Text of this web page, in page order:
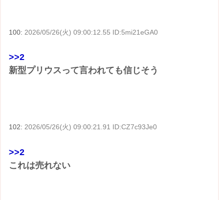
100: 2026/05/26(火) 09:00:12.55 ID:5mi21eGA0
>>2
新型プリウスって言われても信じそう
102:2026/05/26(火) 09:00:21.91 ID:CZ7c93Je0
>>2
これは売れない